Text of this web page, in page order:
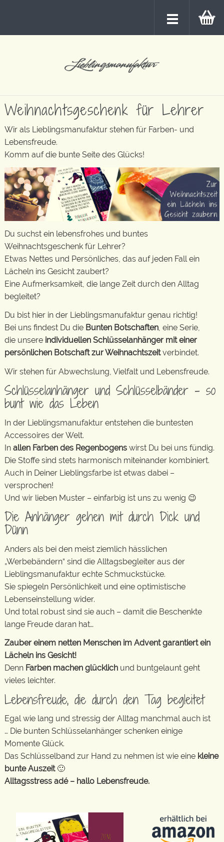
Weihnachtsgeschenk für Lehrer
Wir als Lieblingsmanufaktur stehen für Farben- und
Lebensfreude.
Komm auf die bunte Seite des Glücks!
Du suchst ein lebensfrohes und buntes
Weihnachtsgeschenk für Lehrer?
Etwas Nettes und Persönliches, das auf jeden Fall ein
Lächeln ins Gesicht zaubert?
Eine Aufmerksamkeit, die lange Zeit durch den Alltag
begleitet?
Du bist hier in der Lieblingsmanufaktur genau richtig!
Bei uns findest Du die Bunten Botschaften, eine Serie,
die unsere individuellen Schlüsselanhänger mit einer
persönlichen Botschaft zur Weihnachtszeitverbindet.
Wir stehen für Abwechslung, Vielfalt und Lebensfreude.
Schlüsselanhänger und Schlüsselbänder – so
bunt wie das Leben
In der Lieblingsmanufaktur entstehen die buntesten
Accessoires der Welt.
In allen Farben des Regenbogens wirst Du bei uns fündig.
Die Stoffe sind stets harmonisch miteinander kombiniert.
Auch in Deiner Lieblingsfarbe ist etwas dabei –
versprochen!
Und wir lieben Muster – einfarbig ist uns zu wenig 😉
Die Anhänger gehen mit durch Dick und
Dünn
Anders als bei den meist ziemlich hässlichen
„Werbebändern“ sind die Alltagsbegleiter aus der
Lieblingsmanufaktur echte Schmuckstücke.
Sie spiegeln Persönlichkeit und eine optimistische
Lebenseinstellung wider.
Und total robust sind sie auch – damit die Beschenkte
lange Freude daran hat…
Zauber einem netten Menschen im Advent garantiert ein
Lächeln ins Gesicht!
Denn Farben machen glücklich und buntgelaunt geht
vieles leichter.
Lebensfreude, die durch den Tag begleitet
Egal wie lang und stressig der Alltag manchmal auch ist
… Die bunten Schlüsselanhänger schenken einige
Momente Glück.
Das Schlüsselband zur Hand zu nehmen ist wie eine kleine
bunte Auszeit🙂
Alltagsstress adé – hallo Lebensfreude.